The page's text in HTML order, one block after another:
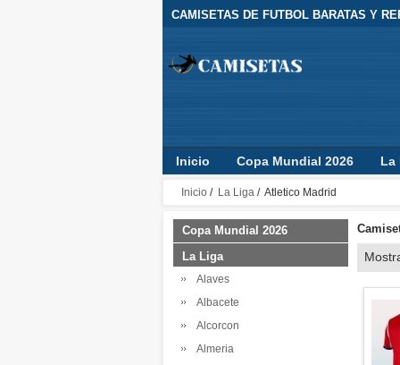
CAMISETAS DE FUTBOL BARATAS Y
Inicio Copa Mundial 2026
La
Camisetas Clubes
Jugador
Inicio / La Liga / Atletico Madrid
Copa Mundial 2026
La Liga
Alaves
Albacete
Alcorcon
Almeria